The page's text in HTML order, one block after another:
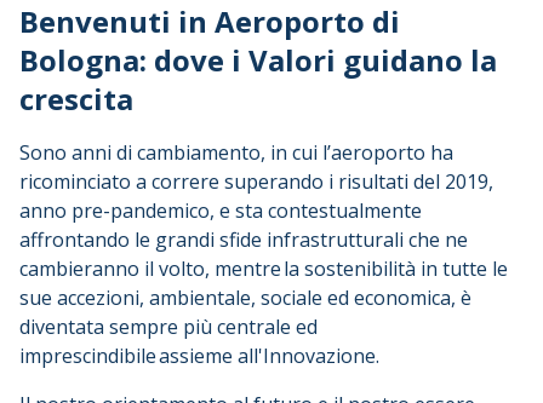
Benvenuti in Aeroporto di
Bologna: dove i Valori guidano la
crescita
Sono anni di cambiamento, in cui l’aeroporto ha
ricominciato a correre superando i risultati del 2019,
anno pre-pandemico, e sta contestualmente
affrontando le grandi sfide infrastrutturali che ne
cambieranno il volto, mentre la sostenibilità in tutte le
sue accezioni, ambientale, sociale ed economica, è
diventata sempre più centrale ed
imprescindibile assieme all'Innovazione.